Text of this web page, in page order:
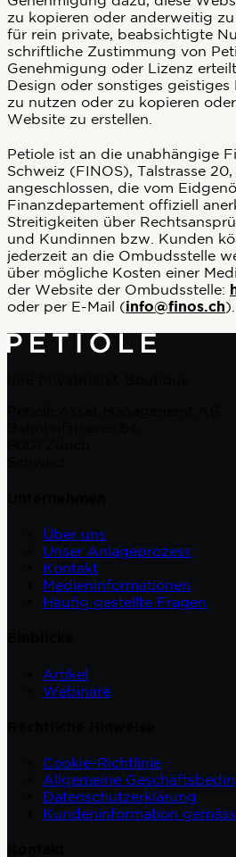
zu kopieren oder anderweitig
für rein private, beabsichtigte
schriftliche Zustimmung von
Genehmigung oder Lizenz
Design oder sonstiges
zu nutzen oder zu kopieren
Website zu erstellen.
Petiole ist an die unabhängige
Schweiz (FINOS), Talstrasse
angeschlossen, die vom
Finanzdepartement offiziell
Streitigkeiten über
und Kundinnen bzw. Kunden
jederzeit an die Ombudsstelle
über mögliche Kosten einer
der Website der Ombudsstelle:
oder per E-Mail (info@finos.ch).
Über uns
Unser Anlageprozess
Kontakt
Medieninformationen
Häufig gestellte Fragen
Artikel
Webinare
Cookie-Richtlinie
Allgemeine
Datenschutzerklärung
Kundeninformation